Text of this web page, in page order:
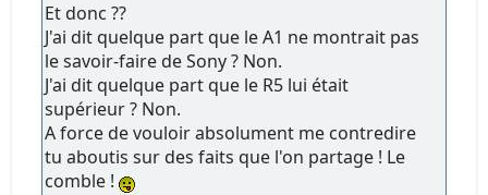
Et donc ??
J'ai dit quelque part que le A1 ne montrait pas
le savoir-faire de Sony ? Non.
J'ai dit quelque part que le R5 lui était
supérieur ? Non.
A force de vouloir absolument me contredire
tu aboutis sur des faits que l'on partage ! Le
comble !